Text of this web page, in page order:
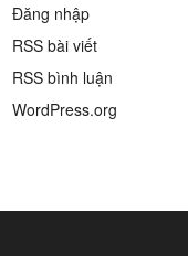
Đăng nhập
RSS bài viết
RSS bình luận
WordPress.org